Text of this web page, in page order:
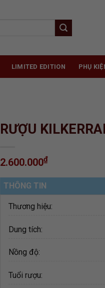
LIMITED EDITION PHỤ
RƯỢU
2.600.000₫
THÔNG TIN
Thương hiệu:
Dung tích:
Nồng độ:
Tuổi rượu: